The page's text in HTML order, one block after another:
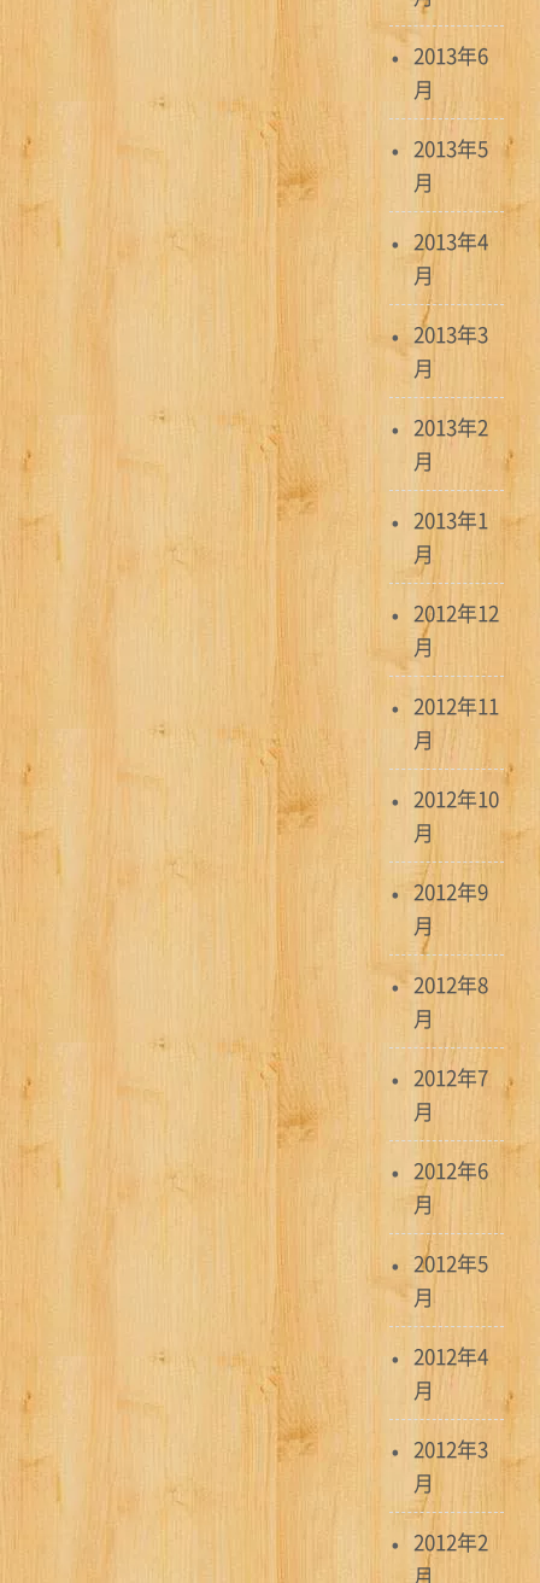
2013年6
月
2013年5
月
2013年4
月
2013年3
月
2013年2
月
2013年1
月
2012年12
月
2012年11
月
2012年10
月
2012年9
月
2012年8
月
2012年7
月
2012年6
月
2012年5
月
2012年4
月
2012年3
月
2012年2
月